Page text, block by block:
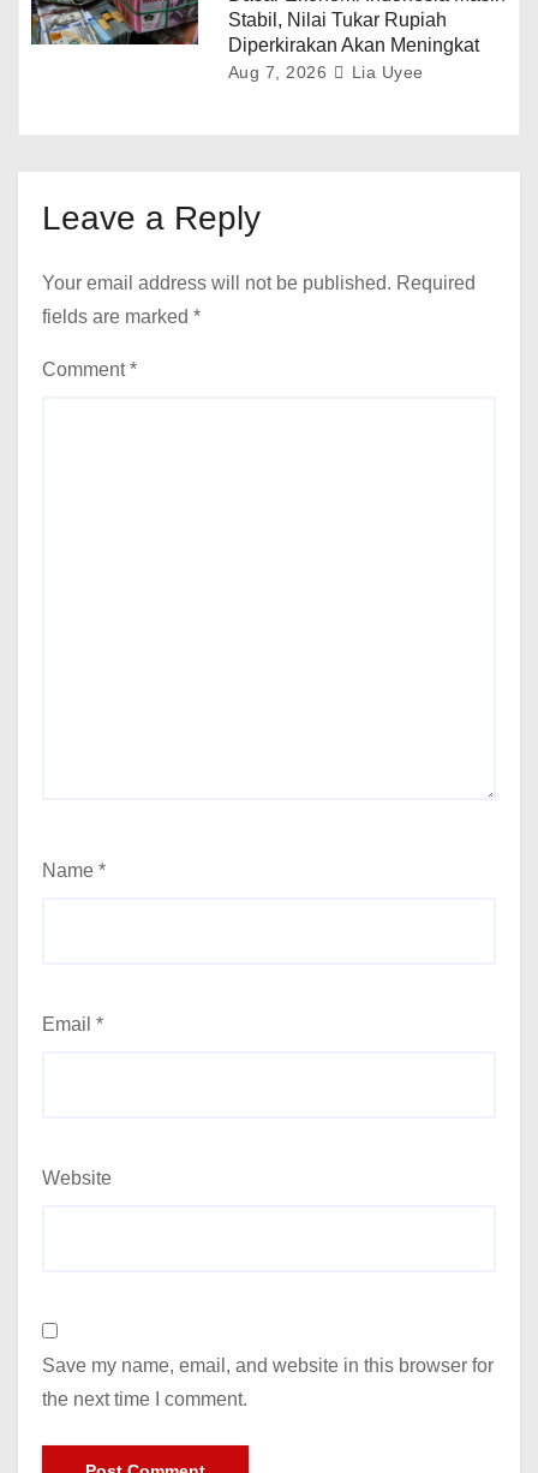
Stabil, Nilai Tukar Rupiah
Diperkirakan Akan Meningkat
Aug 7, 2026 Lia Uyee
Leave a Reply
Your email address will not be published. Required
fields are marked *
Comment*
Name *
Email *
Website
Save my name, email, and website in this browser for
the next time I comment.